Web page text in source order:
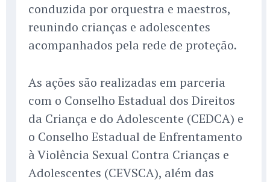
conduzida por orquestra e maestros,
reunindo crianças e adolescentes
acompanhados pela rede de proteção.
As ações são realizadas em parceria
com o Conselho Estadual dos Direitos
da Criança e do Adolescente (CEDCA) e
o Conselho Estadual de Enfrentamento
à Violência Sexual Contra Crianças e
Adolescentes (CEVSCA), além das